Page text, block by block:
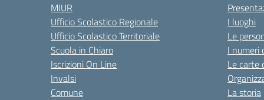
MIUR
Ufficio Scolastico Regionale
Ufficio Scolastico Territoriale
Scuola in Chiaro
Iscrizioni On Line
Invalsi
Comune
I luoghi
Le
I numeri
Le carte
La storia